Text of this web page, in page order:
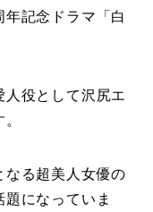
記念ドラマ「白
役として沢尻エ
なる超美人女優の
になっていま